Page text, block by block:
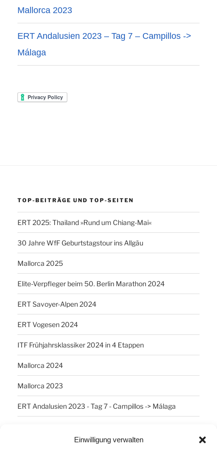
Einwilligung verwalten
Mallorca 2023
ERT Andalusien 2023 – Tag 7 – Campillos ->
Málaga
TOP-BEITRÄGE UND TOP-SEITEN
ERT 2025: Thailand »Rund um Chiang-Mai«
30 Jahre WfF Geburtstagstour ins Allgäu
Mallorca 2025
Elite-Verpfleger beim 50. Berlin Marathon 2024
ERT Savoyer-Alpen 2024
ERT Vogesen 2024
ITF Frühjahrsklassiker 2024 in 4 Etappen
Mallorca 2024
Mallorca 2023
ERT Andalusien 2023 - Tag 7 - Campillos -> Málaga
SCHLAGWÖRTER